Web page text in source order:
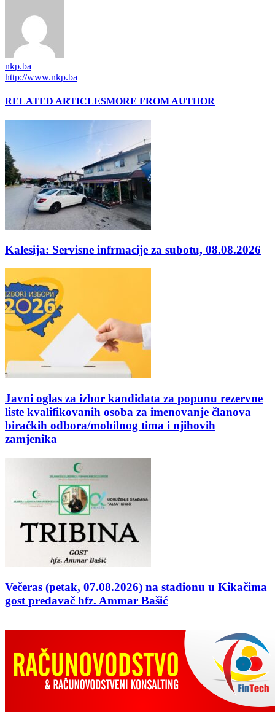
nkp.ba
http://www.nkp.ba
RELATED ARTICLESMORE FROM AUTHOR
Kalesija: Servisne infrmacije za subotu, 08.08.2026
Javni oglas za izbor kandidata za popunu rezervne
liste kvalifikovanih osoba za imenovanje članova
biračkih odbora/mobilnog tima i njihovih
zamjenika
Večeras (petak, 07.08.2026) na stadionu u Kikačima
gost predavač hfz. Ammar Bašić